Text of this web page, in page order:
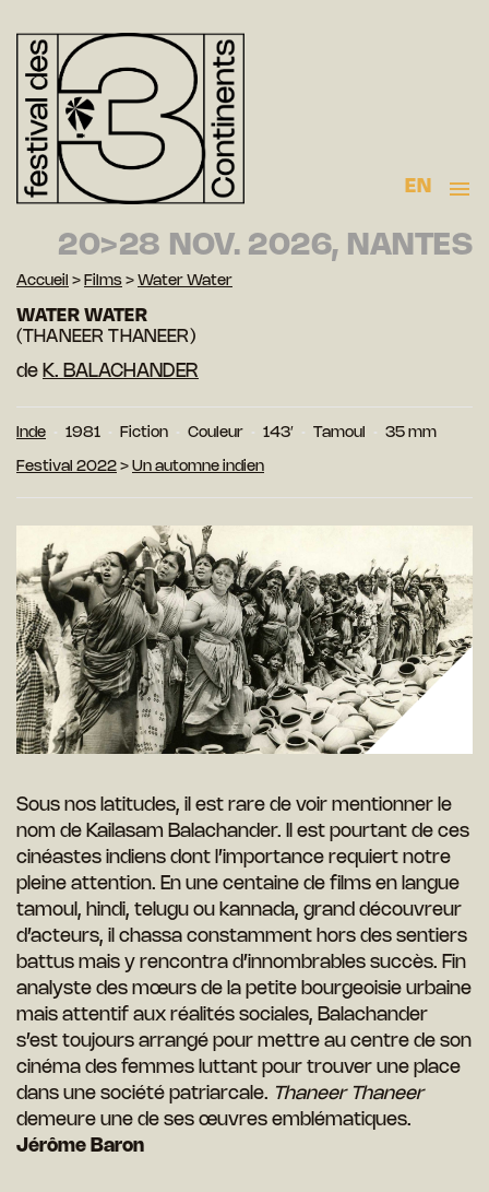
EN
20>28 NOV. 2026, NANTES
Accueil > Films > Water Water
WATER WATER
(THANEER THANEER)
de K. BALACHANDER
Inde 1981 Fiction Couleur 143′ Tamoul 35 mm
Festival 2022 > Un automne indien
Sous nos latitudes, il est rare de voir mentionner le
nom de Kailasam Balachander. Il est pourtant de ces
cinéastes indiens dont l’importance requiert notre
pleine attention. En une centaine de films en langue
tamoul, hindi, telugu ou kannada, grand découvreur
d’acteurs, il chassa constamment hors des sentiers
battus mais y rencontra d’innombrables succès. Fin
analyste des mœurs de la petite bourgeoisie urbaine
mais attentif aux réalités sociales, Balachander
s’est toujours arrangé pour mettre au centre de son
cinéma des femmes luttant pour trouver une place
dans une société patriarcale. Thaneer Thaneer
demeure une de ses œuvres emblématiques.
Jérôme Baron